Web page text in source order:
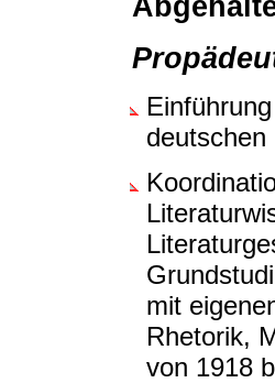
mit
Rhetorik,
von 1918